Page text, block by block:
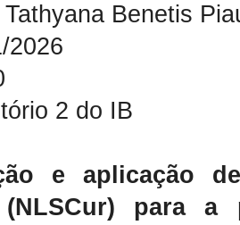
Benetis
2026
2 do IB
e aplicação
(NLSCur) para